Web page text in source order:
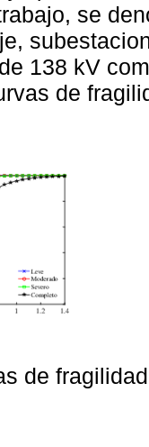
se
138 kV
de
de